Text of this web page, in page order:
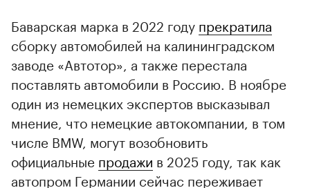
Баварская марка в 2022 году прекратила
сборку автомобилей на калининградском
заводе «Автотор», а также перестала
поставлять автомобили в Россию. В ноябре
один из немецких экспертов высказывал
мнение, что немецкие автокомпании, в том
числе BMW, могут возобновить
официальные продажи в 2025 году, так как
автопром Германии сейчас переживает